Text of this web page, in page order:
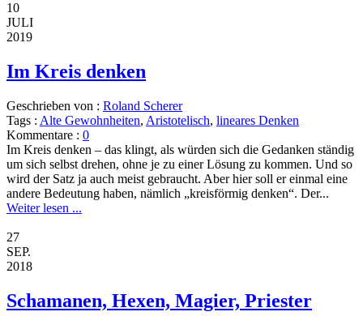
10
JULI
2019
Im Kreis denken
Geschrieben von : Roland Scherer
Tags : Alte Gewohnheiten, Aristotelisch, lineares Denken
Kommentare : 0
Im Kreis denken – das klingt, als würden sich die Gedanken ständig
um sich selbst drehen, ohne je zu einer Lösung zu kommen. Und so
wird der Satz ja auch meist gebraucht. Aber hier soll er einmal eine
andere Bedeutung haben, nämlich „kreisförmig denken“. Der...
Weiter lesen ...
27
SEP.
2018
Schamanen, Hexen, Magier, Priester